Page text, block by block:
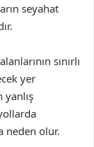
seyahat
sınırlı
yer
yanlış
neden olur.